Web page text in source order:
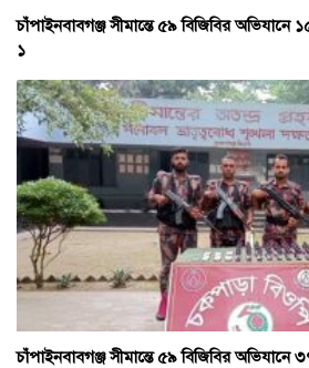
চাঁপাইনবাবগঞ্জ সীমান্তে ৫৯ বিজিবির
১
চাঁপাইনবাবগঞ্জ সীমান্তে ৫৯ বিজিবির